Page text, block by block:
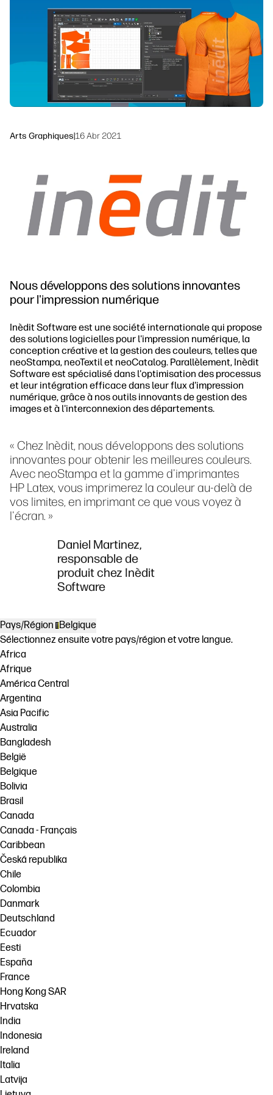
Solutions de flux de travail
Dévelopement durable
Arts Graphiques|16 Abr 2021
Nous développons des solutions innovantes
pour l'impression numérique
Inèdit Software est une société internationale qui propose
des solutions logicielles pour l'impression numérique, la
conception créative et la gestion des couleurs, telles que
neoStampa, neoTextil et neoCatalog. Parallèlement, Inèdit
Software est spécialisé dans l'optimisation des processus
et leur intégration efficace dans leur flux d'impression
numérique, grâce à nos outils innovants de gestion des
images et à l'interconnexion des départements.
« Chez Inèdit, nous développons des solutions
innovantes pour obtenir les meilleures couleurs.
Avec neoStampa et la gamme d'imprimantes
HP Latex, vous imprimerez la couleur au-delà de
vos limites, en imprimant ce que vous voyez à
l'écran. »
Daniel Martinez,
responsable de
produit chez Inèdit
Software
Pays/Région Belgique
Sélectionnez ensuite votre pays/région et votre langue.
Africa
Afrique
América Central
Argentina
Asia Pacific
Australia
Bangladesh
België
Belgique
Bolivia
Brasil
Canada
Canada - Français
Caribbean
Česká republika
Chile
Colombia
Danmark
Deutschland
Ecuador
Eesti
España
France
Hong Kong SAR
Hrvatska
India
Indonesia
Ireland
Italia
Latvija